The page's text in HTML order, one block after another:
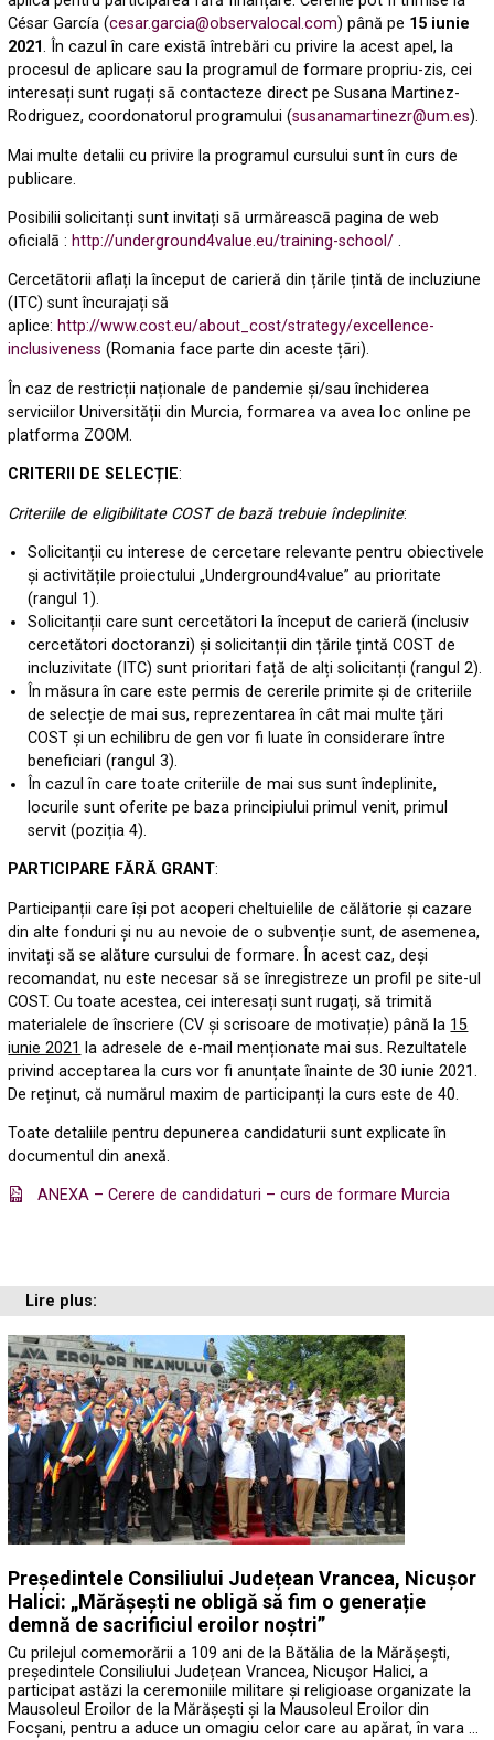
César García (cesar.garcia@observalocal.com) până pe 15 iunie
2021. În cazul în care existā întrebări cu privire la acest apel, la
procesul de aplicare sau la programul de formare propriu-zis, cei
interesați sunt rugați sā contacteze direct pe Susana Martinez-
Rodriguez, coordonatorul programului (susanamartinezr@um.es).
Mai multe detalii cu privire la programul cursului sunt în curs de
publicare.
Posibilii solicitanți sunt invitați sā urmăreascā pagina de web
oficialā : http://underground4value.eu/training-school/ .
Cercetātorii aflați la început de carieră din țările țintă de incluziune
(ITC) sunt încurajați să
aplice: http://www.cost.eu/about_cost/strategy/excellence-
inclusiveness (Romania face parte din aceste țāri).
În caz de restricții naționale de pandemie și/sau închiderea
serviciilor Universității din Murcia, formarea va avea loc online pe
platforma ZOOM.
CRITERII DE SELECȚIE:
Criteriile de eligibilitate COST de bază trebuie îndeplinite:
Solicitanții cu interese de cercetare relevante pentru obiectivele
și activitățile proiectului „Underground4value” au prioritate
(rangul 1).
Solicitanții care sunt cercetători la început de carieră (inclusiv
cercetători doctoranzi) și solicitanții din țările țintă COST de
incluzivitate (ITC) sunt prioritari față de alți solicitanți (rangul 2).
În măsura în care este permis de cererile primite și de criteriile
de selecție de mai sus, reprezentarea în cât mai multe țări
COST și un echilibru de gen vor fi luate în considerare între
beneficiari (rangul 3).
În cazul în care toate criteriile de mai sus sunt îndeplinite,
locurile sunt oferite pe baza principiului primul venit, primul
servit (poziția 4).
PARTICIPARE FĂRĂ GRANT:
Participanții care își pot acoperi cheltuielile de călătorie și cazare
din alte fonduri și nu au nevoie de o subvenție sunt, de asemenea,
invitați să se alăture cursului de formare. În acest caz, deși
recomandat, nu este necesar să se înregistreze un profil pe site-ul
COST. Cu toate acestea, cei interesați sunt rugați, să trimită
materialele de înscriere (CV și scrisoare de motivație) până la 15
iunie 2021 la adresele de e-mail menționate mai sus. Rezultatele
privind acceptarea la curs vor fi anunțate înainte de 30 iunie 2021.
De reținut, că numărul maxim de participanți la curs este de 40.
Toate detaliile pentru depunerea candidaturii sunt explicate în
documentul din anexă.
ANEXA – Cerere de candidaturi – curs de formare Murcia
Lire plus:
Președintele Consiliului Județean Vrancea, Nicușor
Halici: „Mărășești ne obligă să fim o generație
demnă de sacrificiul eroilor noștri”
Cu prilejul comemorării a 109 ani de la Bătălia de la Mărășești,
președintele Consiliului Județean Vrancea, Nicușor Halici, a
participat astăzi la ceremoniile militare și religioase organizate la
Mausoleul Eroilor de la Mărășești și la Mausoleul Eroilor din
Focșani, pentru a aduce un omagiu celor care au apărat, în vara …